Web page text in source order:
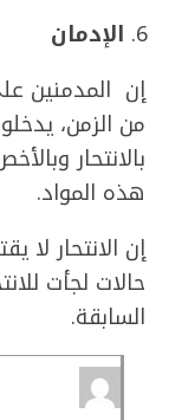
الإدمان
إن المدمنين
من الزمن،
بالانتحار
هذه المواد.
إن الانتحار
حالات لجأت
السابقة.